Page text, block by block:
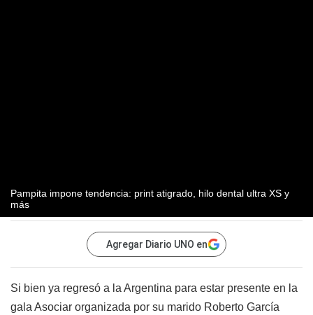
Pampita impone tendencia: print atigrado, hilo dental ultra XS y
más
Agregar Diario UNO en
Si bien ya regresó a la Argentina para estar presente en la
gala Asociar organizada por su marido Roberto García